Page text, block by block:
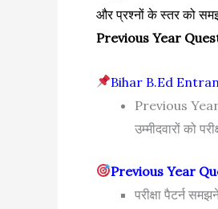
और प्रश्नों के स्तर को
Previous Year
Bihar B.Ed
Previous Year
उम्मीदवारों को
Previous Year
परीक्षा पैटर्न